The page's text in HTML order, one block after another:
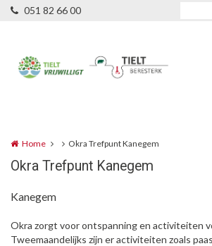
Overslaan en naar de inhoud gaan
051 82 66 00
Home Okra Trefpunt Kanegem
Okra Trefpunt Kanegem
Kanegem
Okra zorgt voor ontspanning en activiteiten
Tweemaandelijks zijn er activiteiten zoals